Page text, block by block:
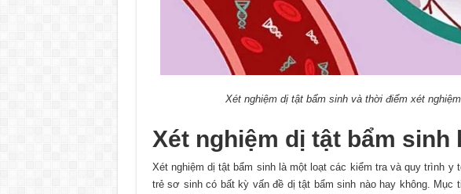
Xét nghiệm dị tật bẩm sinh và thời điểm xét
Xét nghiệm dị tật bẩm sinh
Xét nghiệm dị tật bẩm sinh là một loạt các kiểm tra và quy trình
trẻ sơ sinh có bất kỳ vấn đề dị tật bẩm sinh nào hay không. Mục